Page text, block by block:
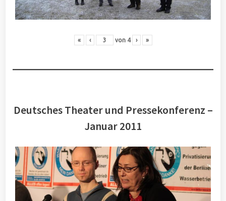
« ‹ von 4 › »
Deutsches Theater und Pressekonferenz –
Januar 2011